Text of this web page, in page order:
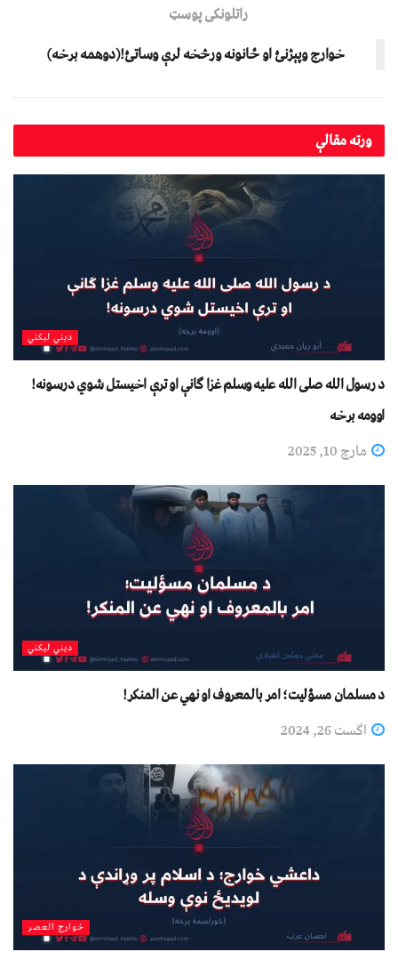
راتلونکی پوسټ
خوارج وپېژنئ او ځانونه ورڅخه ﻟﺮﯤ وﺳﺎﺗﺊ!(دوهمه برخه)
ورتهمقالې
دیني لیکني
د رسول الله صلی الله علیه وسلم غزا ګانې او ترې اخیستل شوي درسونه!
اوومه برخه
مارچ 10, 2025
دیني لیکني
د مسلمان مسؤليت؛ امر بالمعروف او نهي عن المنکر!
اگست 26, 2024
خوارج العصر